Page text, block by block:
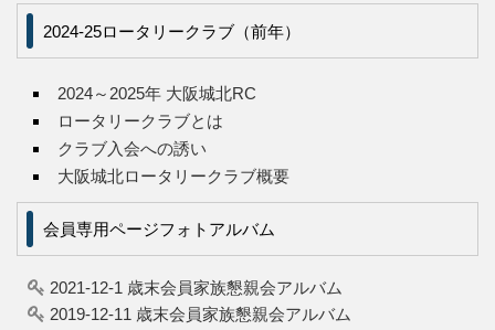
2024-25ロータリークラブ（前年）
2024～2025年 大阪城北RC
ロータリークラブとは
クラブ入会への誘い
大阪城北ロータリークラブ概要
会員専用ページフォトアルバム
2021-12-1 歳末会員家族懇親会アルバム
2019-12-11 歳末会員家族懇親会アルバム